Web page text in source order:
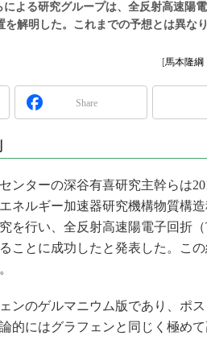
エレクトロニクス入門（EDN
ジニアの社会人大
たこと、次の10年
ジアの新トレンド
”が仕掛けた社内
日本を救うのか
いエンジニア」の
よる研究グループは、全反射高速陽
を解明した。これまでの予想とは異な
[馬本隆綱
Share
ターの深谷有喜研究主幹らは
ネルギー加速器研究機構物質構
を行い、全反射高速陽電子回折
ことに成功したと発表した。こ
ンのゲルマニウム版であり、ポ
的にはグラフェンと同じく極め